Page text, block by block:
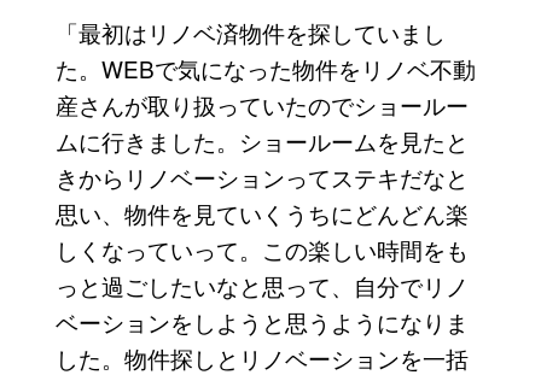
「最初はリノベ済物件を探していまし
た。WEBで気になった物件をリノベ不動
産さんが取り扱っていたのでショールー
ムに行きました。ショールームを見たと
きからリノベーションってステキだなと
思い、物件を見ていくうちにどんどん楽
しくなっていって。この楽しい時間をも
っと過ごしたいなと思って、自分でリノ
ベーションをしようと思うようになりま
した。物件探しとリノベーションを一括